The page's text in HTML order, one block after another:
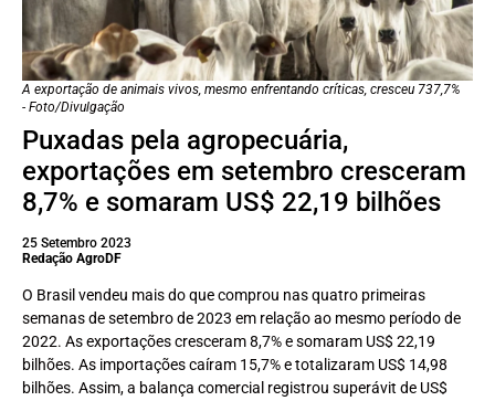
A exportação de animais vivos, mesmo enfrentando críticas, cresceu 737,7%
- Foto/Divulgação
Puxadas pela agropecuária,
exportações em setembro cresceram
8,7% e somaram US$ 22,19 bilhões
25 Setembro 2023
Redação AgroDF
O Brasil vendeu mais do que comprou nas quatro primeiras
semanas de setembro de 2023 em relação ao mesmo período de
2022. As exportações cresceram 8,7% e somaram US$ 22,19
bilhões. As importações caíram 15,7% e totalizaram US$ 14,98
bilhões. Assim, a balança comercial registrou superávit de US$